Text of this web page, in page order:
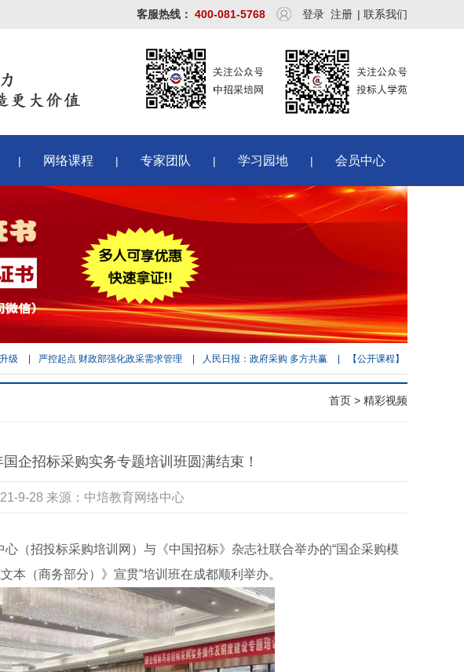
客服热线： 400-081-5768 登录 注册 | 联系我们
| 网络课程 | 专家团队 | 学习园地 | 会员中心
严控起点 财政部强化政采需求管理 | 人民日报：政府采购 多方共赢 | 【公开课程】（北京站）2026年
首页 > 精彩视频
国企招标采购实务专题培训班圆满结束！
9-28 来源：中培教育网络中心
（招投标采购培训网）与《中国招标》杂志社联合举办的“国企采购模
（商务部分）》宣贯”培训班在成都顺利举办。